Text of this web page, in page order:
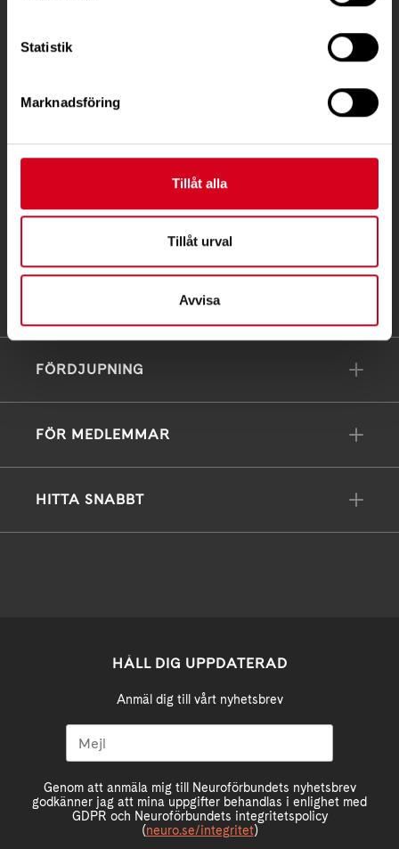
Statistik
Marknadsföring
Tillåt alla
Tillåt urval
Avvisa
Ågatan 12 C, 172 62 Sundbyberg
Postadress:
171 04 Solna
75 | Organisationsnummer 802002-3605
FÖRDJUPNING
FÖR MEDLEMMAR
HITTA SNABBT
HÅLL DIG UPPDATERAD
Anmäl dig till vårt nyhetsbrev
Genom att anmäla mig till Neuroförbundets nyhetsbrev
godkänner jag att mina uppgifter behandlas i enlighet med
GDPR och Neuroförbundets integritetspolicy
(neuro.se/integritet)